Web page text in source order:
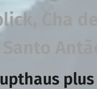
Cha de